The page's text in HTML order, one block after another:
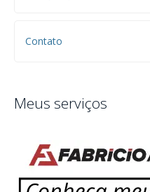
Contato
Meus serviços